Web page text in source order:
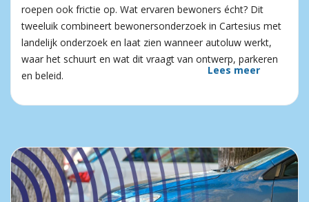
roepen ook frictie op. Wat ervaren bewoners écht? Dit
tweeluik combineert bewonersonderzoek in Cartesius met
landelijk onderzoek en laat zien wanneer autoluw werkt,
waar het schuurt en wat dit vraagt van ontwerp, parkeren
en beleid.
Lees meer